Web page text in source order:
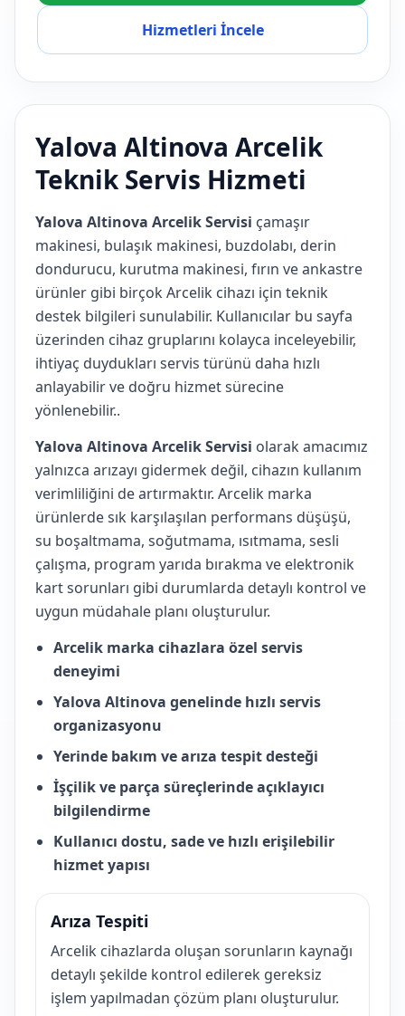
Hizmetleri İncele
Yalova Altinova Arcelik
Teknik Servis Hizmeti
Yalova Altinova Arcelik Servisi çamaşır
makinesi, bulaşık makinesi, buzdolabı, derin
dondurucu, kurutma makinesi, fırın ve ankastre
ürünler gibi birçok Arcelik cihazı için teknik
destek bilgileri sunulabilir. Kullanıcılar bu sayfa
üzerinden cihaz gruplarını kolayca inceleyebilir,
ihtiyaç duydukları servis türünü daha hızlı
anlayabilir ve doğru hizmet sürecine
yönlenebilir..
Yalova Altinova Arcelik Servisi olarak amacımız
yalnızca arızayı gidermek değil, cihazın kullanım
verimliliğini de artırmaktır. Arcelik marka
ürünlerde sık karşılaşılan performans düşüşü,
su boşaltmama, soğutmama, ısıtmama, sesli
çalışma, program yarıda bırakma ve elektronik
kart sorunları gibi durumlarda detaylı kontrol ve
uygun müdahale planı oluşturulur.
Arcelik marka cihazlara özel servis
deneyimi
Yalova Altinova genelinde hızlı servis
organizasyonu
Yerinde bakım ve arıza tespit desteği
İşçilik ve parça süreçlerinde açıklayıcı
bilgilendirme
Kullanıcı dostu, sade ve hızlı erişilebilir
hizmet yapısı
Arıza Tespiti
Arcelik cihazlarda oluşan sorunların kaynağı
detaylı şekilde kontrol edilerek gereksiz
işlem yapılmadan çözüm planı oluşturulur.